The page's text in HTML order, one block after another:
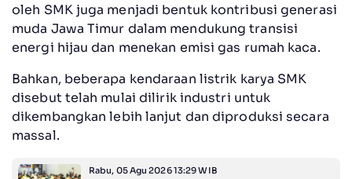
oleh SMK juga menjadi bentuk kontribusi generasi
muda Jawa Timur dalam mendukung transisi
energi hijau dan menekan emisi gas rumah kaca.
Bahkan, beberapa kendaraan listrik karya SMK
disebut telah mulai dilirik industri untuk
dikembangkan lebih lanjut dan diproduksi secara
massal.
Rabu, 05 Agu 2026 13:29 WIB